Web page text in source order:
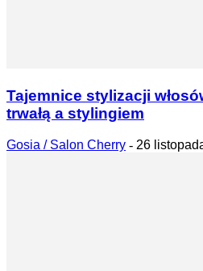
Tajemnice stylizacji
trwałą a stylingiem
Gosia / Salon Cherry - 26